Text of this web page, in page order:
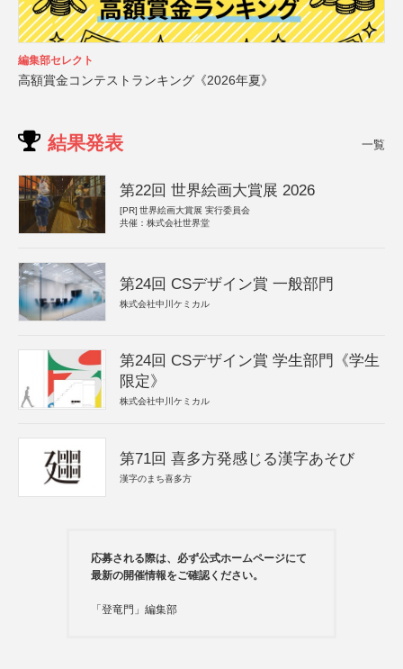
編集部セレクト
高額賞金コンテストランキング《2026年夏》
結果発表 一覧
第22回 世界絵画大賞展 2026
[PR] 世界絵画大賞展 実行委員会
共催：株式会社世界堂
第24回 CSデザイン賞 一般部門
株式会社中川ケミカル
第24回 CSデザイン賞 学生部門《学生
限定》
株式会社中川ケミカル
第71回 喜多方発感じる漢字あそび
漢字のまち喜多方
応募される際は、必ず公式ホームページにて
最新の開催情報をご確認ください。
「登竜門」編集部